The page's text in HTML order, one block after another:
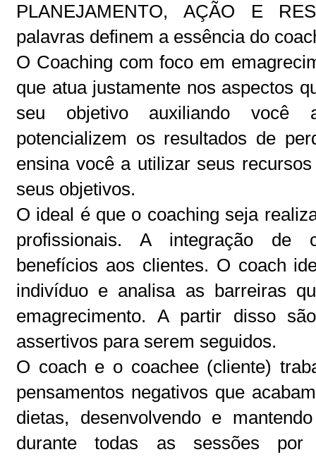
PLANEJAMENTO, AÇÃO E
palavras definem a essência do
O Coaching com foco em
que atua justamente nos aspectos
seu objetivo auxiliando você
potencializem os resultados de
ensina você a utilizar seus
seus objetivos.
O ideal é que o coaching seja
profissionais. A integração de
benefícios aos clientes. O coach
indivíduo e analisa as barreiras
emagrecimento. A partir disso
assertivos para serem seguidos.
O coach e o coachee (cliente)
pensamentos negativos que
dietas, desenvolvendo e
durante todas as sessões